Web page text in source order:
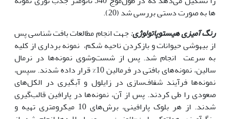
ها به صورت دستی بررسی شد (20).
رنگ آمیزیهیستوپاتولوژی:جهت انجام مطالعات بافت شناسی پس
از بیهوشی حیوانات و بازکردن ناحیه شکم، نمونه برداری از کلیه
به سرعت انجام شد. پس از شست‌وشوی نمونه‌ها در نرمال
سالین، نمونه‌های بافتی در فرمالین 10% قرار داده شدند. سپس،
نمونه‌ها فرآیند شفاف‌سازی در زایلول و آبگیری در الکل‌های
صعودی را طی کردند. پس از آن، نمونه‌ها در پارافین قالب‌گیری
شدند. از هر بلوک پارافینی، برش‌های 10 میکرومتری تهیه و